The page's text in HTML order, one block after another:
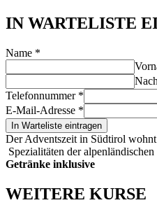
IN WARTELISTE
Name *
Telefonnummer *
E-Mail-Adresse *
In Warteliste eintragen
Der Adventszeit in Südtirol
Spezialitäten der
Getränke inklusive
WEITERE KURSE